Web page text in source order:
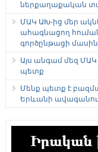
ներքաղաքական
ՄԱԿ ԱԽ-ից մեր
ահագնացող
գործընթացի մասին
Այս անգամ մեզ
պետք
Մենք պետք է
Երևանի ավագանու